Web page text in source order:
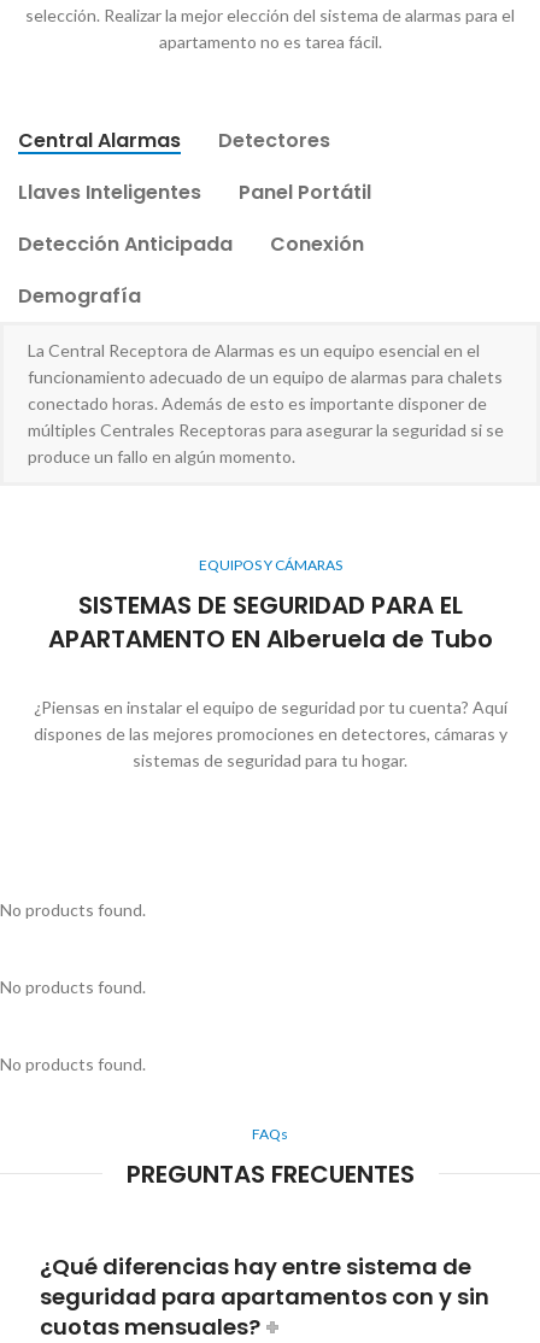
selección. Realizar la mejor elección del sistema de alarmas para el
apartamento no es tarea fácil.
Central Alarmas
Detectores
Llaves Inteligentes
Panel Portátil
Detección Anticipada
Conexión
Demografía
La Central Receptora de Alarmas es un equipo esencial en el
funcionamiento adecuado de un equipo de alarmas para chalets
conectado horas. Además de esto es importante disponer de
múltiples Centrales Receptoras para asegurar la seguridad si se
produce un fallo en algún momento.
EQUIPOS Y CÁMARAS
SISTEMAS DE SEGURIDAD PARA EL
APARTAMENTO EN Alberuela de Tubo
¿Piensas en instalar el equipo de seguridad por tu cuenta? Aquí
dispones de las mejores promociones en detectores, cámaras y
sistemas de seguridad para tu hogar.
No products found.
No products found.
No products found.
FAQs
PREGUNTAS FRECUENTES
¿Qué diferencias hay entre sistema de
seguridad para apartamentos con y sin
cuotas mensuales?